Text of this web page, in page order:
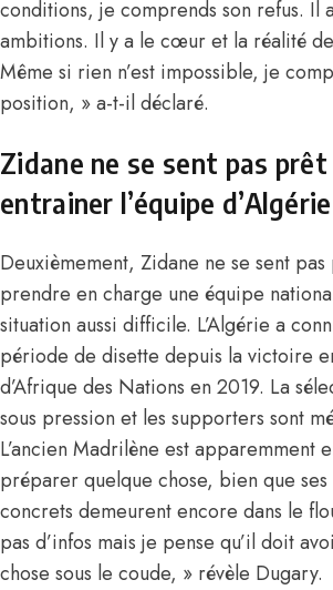
conditions, je comprends son refus. Il
ambitions. Il y a le cœur et la réalité
Même si rien n’est impossible, je
position, » a-t-il déclaré.
Zidane ne se sent pas prêt
entrainer l’équipe d’Algérie
Deuxièmement, Zidane ne se sent pas
prendre en charge une équipe
situation aussi difficile. L’Algérie a
période de disette depuis la victoire
d’Afrique des Nations en 2019. La
sous pression et les supporters sont
L’ancien Madrilène est apparemment
préparer quelque chose, bien que
concrets demeurent encore dans le
pas d’infos mais je pense qu’il doit
chose sous le coude, » révèle Dugary.